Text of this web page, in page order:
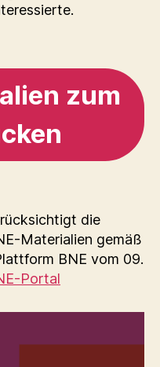
zum
die
Materialien gemäß
BNE vom 09.
Portal